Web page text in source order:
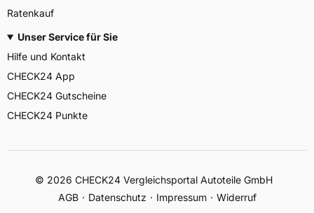
Ratenkauf
Unser Service für Sie
Hilfe und Kontakt
CHECK24 App
CHECK24 Gutscheine
CHECK24 Punkte
© 2026 CHECK24 Vergleichsportal Autoteile GmbH
AGB
Datenschutz Impressum Widerruf